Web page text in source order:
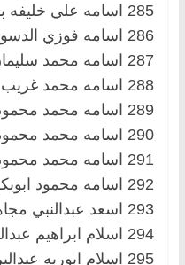
285 اسامه علي خليفه بدران
286 اسامه فوزي الدسوقي
287 اسامه محمد سليمان صديق
288 اسامه محمد غريب
289 اسامه محمد محمود عبدالغني
290 اسامه محمد محمود فراج
291 اسامه محمد محمود محمد
292 اسامه محمود ابوبكر محمد
293 اسعد عبدالنبي مجاهد
294 اسلام ابراهيم عبدالغفار احمد
295 اسلام ابوريه عبدالبر محمد